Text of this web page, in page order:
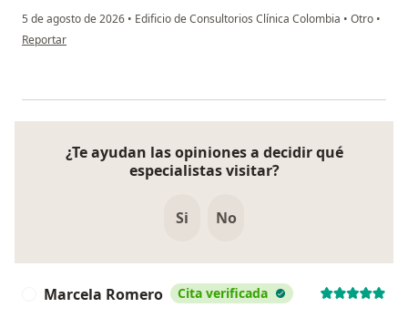
5 de agosto de 2026 • Edificio de Consultorios Clínica Colombia • Otro •
en opinión del usuario MV
Reportar
¿Te ayudan las opiniones a decidir qué
especialistas visitar?
Si No
Marcela Romero Cita verificada